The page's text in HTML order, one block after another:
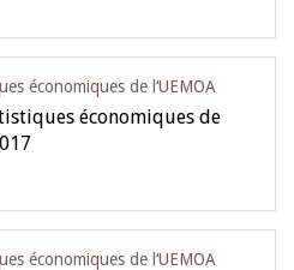
économiques de l‘UEMOA
économiques de
économiques de l‘UEMOA